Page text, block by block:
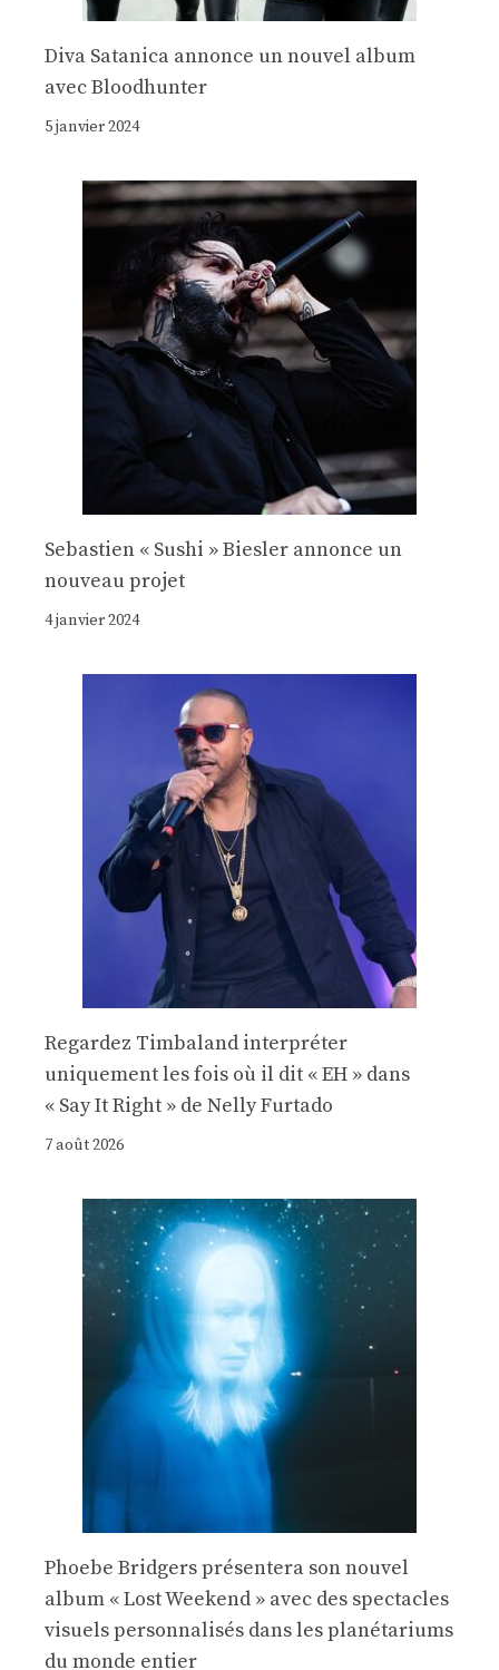
Diva Satanica annonce un nouvel album
avec Bloodhunter
5 janvier 2024
Sebastien « Sushi » Biesler annonce un
nouveau projet
4 janvier 2024
Regardez Timbaland interpréter
uniquement les fois où il dit « EH » dans
« Say It Right » de Nelly Furtado
7 août 2026
Phoebe Bridgers présentera son nouvel
album « Lost Weekend » avec des spectacles
visuels personnalisés dans les planétariums
du monde entier